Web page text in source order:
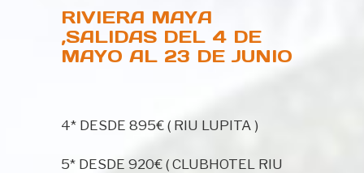
RIVIERA MAYA
,SALIDAS DEL 4 DE
MAYO AL 23 DE JUNIO
4* DESDE 895€ ( RIU LUPITA )
5* DESDE 920€ ( CLUBHOTEL RIU